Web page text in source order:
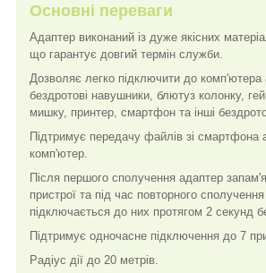
Основні переваги
Адаптер виконаний із дуже якісних
що гарантує довгий термін служби.
Дозволяє легко підключити до комп'ютера
бездротові навушники, блютуз колонку,
мишку, принтер, смартфон та інші
Підтримує передачу файлів зі смартфона
комп'ютер.
Після першого сполучення адаптер
пристрої та під час повторного
підключається до них протягом 2 секунд
Підтримує одночасне підключення до 7
Радіус дії до 20 метрів.